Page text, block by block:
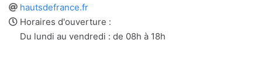
Site
web
hautsdefrance.fr
Horaires d'ouverture :
Du lundi au vendredi : de 08h à 18h